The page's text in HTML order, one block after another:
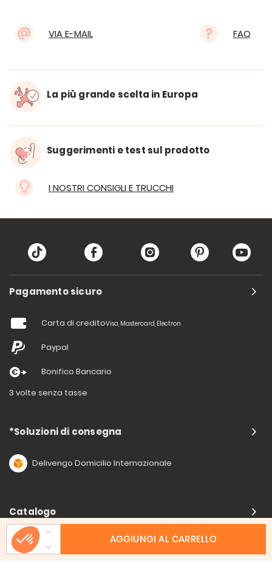
AGGIUNGI AL CARRELLO
VIA E-MAIL FAQ
La più grande scelta in Europa
Suggerimenti e test sul prodotto
I NOSTRI CONSIGLI E TRUCCHI
Pagamento sicuro
Carta di creditoVisa, Mastercard, Electron
Paypal
Bonifico Bancario
3 volte senza tasse
*Soluzioni di consegna
Delivengo Domicilio Internazionale
Catalogo